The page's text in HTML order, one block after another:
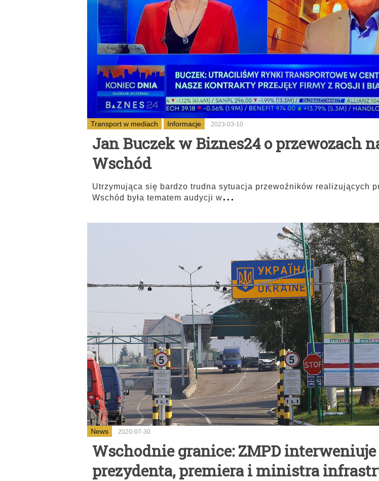
Transport w mediach Informacje 2023-03-10
Jan Buczek w Biznes24 o przewozach
Wschód
Utrzymująca się bardzo trudna sytuacja przewoźników realizujących
Wschód była tematem audycji w...
News 2020-07-30
Wschodnie granice: ZMPD interweniuje
prezydenta, premiera i ministra
Tydzień 42/
THB